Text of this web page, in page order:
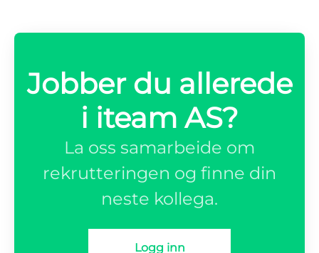
Jobber du allerede
i iteam AS?
La oss samarbeide om
rekrutteringen og finne din
neste kollega.
Logg inn